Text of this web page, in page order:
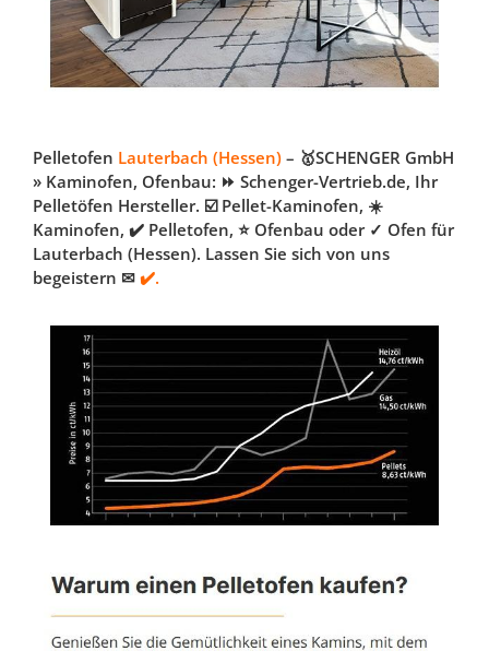
Pelletofen Lauterbach (Hessen) – 🥇SCHENGER GmbH
» Kaminofen, Ofenbau: ⏩ Schenger-Vertrieb.de, Ihr
Pelletöfen Hersteller. ☑️ Pellet-Kaminofen, ☀️
Kaminofen, ✔️ Pelletofen, ⭐ Ofenbau oder ✓ Ofen für
Lauterbach (Hessen). Lassen Sie sich von uns
begeistern ✉ ✔️.